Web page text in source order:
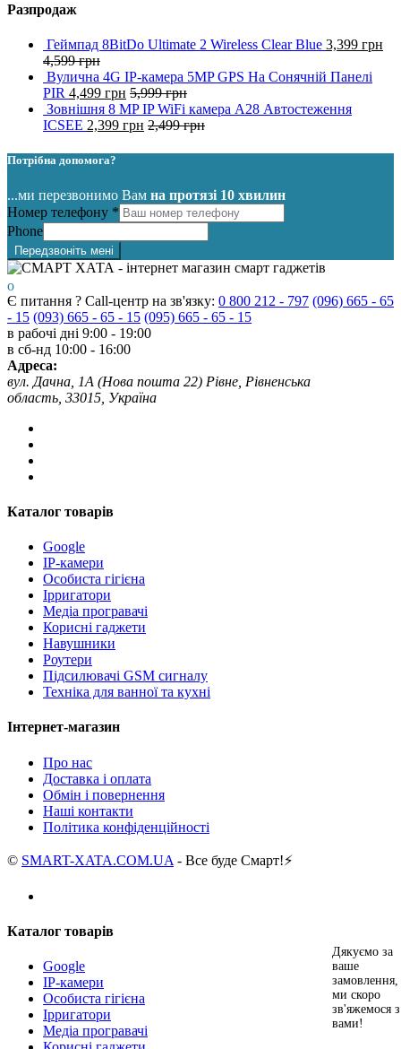
Дякуємо за
ваше
замовлення,
ми скоро
зв'яжемося з
вами!
Разпродаж
Геймпад 8BitDo Ultimate 2 Wireless Clear Blue 3,399 грн
4,599грн
Вулична 4G IP-камера 5MP GPS На Сонячній Панелі
PIR 4,499 грн 5,999грн
Зовнішня 8 MP IP WiFi камера A28 Автостеження
ICSEE 2,399 грн 2,499грн
Потрібна допомога?
...ми перезвонимо Вам на протязі 10 хвилин
Номер телефону *
Phone
Передзвоніть мені
Є питання ? Call-центр на зв'язку: 0 800 212 - 797 (096) 665 - 65
- 15 (093) 665 - 65 - 15 (095) 665 - 65 - 15
в рабочі дні 9:00 - 19:00
в сб-нд 10:00 - 16:00
Адреса:
вул. Дачна, 1А (Нова пошта 22) Рівне, Рівненська
область, 33015, Україна
Каталог товарів
Google
IP-камери
Особиста гігієна
Ірригатори
Медіа програвачі
Корисні гаджети
Навушники
Роутери
Підсилювачі GSM сигналу
Техніка для ванної та кухні
Інтернет-магазин
Про нас
Доставка і оплата
Обмін і повернення
Наші контакти
Політика конфіденційності
© SMART-XATA.COM.UA - Все буде Смарт!⚡️
Каталог товарів
Google
IP-камери
Особиста гігієна
Ірригатори
Медіа програвачі